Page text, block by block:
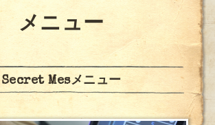
メニュー
Secret Mesメニュー